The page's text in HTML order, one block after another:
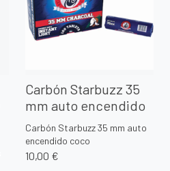
Carbón Starbuzz 35
mm auto encendido
Carbón Starbuzz 35 mm auto
encendido coco
10,00 €